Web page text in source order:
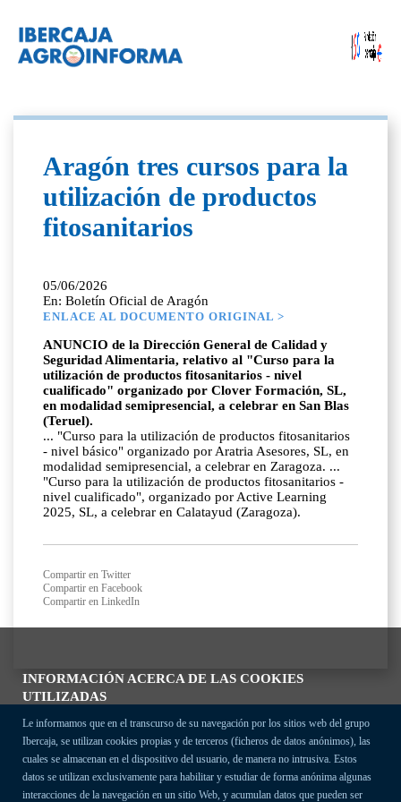
INFORMACIÓN ACERCA DE LAS COOKIES
UTILIZADAS
Le informamos que en el transcurso de su navegación por los sitios web del grupo
Ibercaja, se utilizan cookies propias y de terceros (ficheros de datos anónimos), las
cuales se almacenan en el dispositivo del usuario, de manera no intrusiva. Estos
datos se utilizan exclusivamente para habilitar y estudiar de forma anónima algunas
interacciones de la navegación en un sitio Web, y acumulan datos que pueden ser
Aragón tres cursos para la
utilización de productos
fitosanitarios
05/06/2026
En: Boletín Oficial de Aragón
ENLACE AL DOCUMENTO ORIGINAL >
ANUNCIO de la Dirección General de Calidad y
Seguridad Alimentaria, relativo al "Curso para la
utilización de productos fitosanitarios - nivel
cualificado" organizado por Clover Formación, SL,
en modalidad semipresencial, a celebrar en San Blas
(Teruel).
... "Curso para la utilización de productos fitosanitarios
- nivel básico" organizado por Aratria Asesores, SL, en
modalidad semipresencial, a celebrar en Zaragoza. ...
"Curso para la utilización de productos fitosanitarios -
nivel cualificado", organizado por Active Learning
2025, SL, a celebrar en Calatayud (Zaragoza).
Compartir en Twitter
Compartir en Facebook
Compartir en LinkedIn